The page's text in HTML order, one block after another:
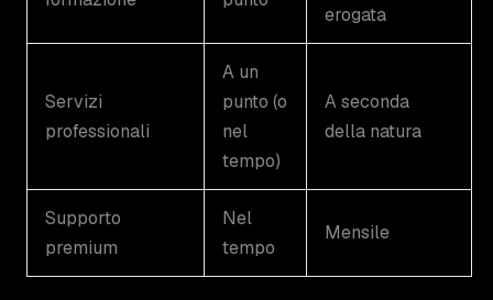
erogata
Servizi
professionali
A un
punto (o
nel
tempo)
A seconda
della natura
Supporto
premium
Nel
tempo
Mensile